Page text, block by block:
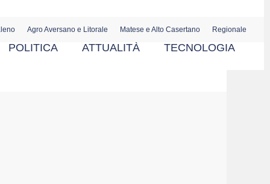
Agro Aversano e Litorale Matese e Alto Casertano Regionale
POLITICA ATTUALITÀ TECNOLOGIA